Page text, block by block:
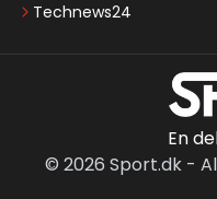
Technews24
En
© 2026 Sport.dk -